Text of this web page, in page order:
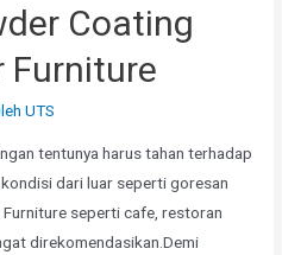
Coating
Furniture
UTS
tentunya harus tahan terhadap
dari luar seperti goresan
seperti cafe, restoran
direkomendasikan.Demi